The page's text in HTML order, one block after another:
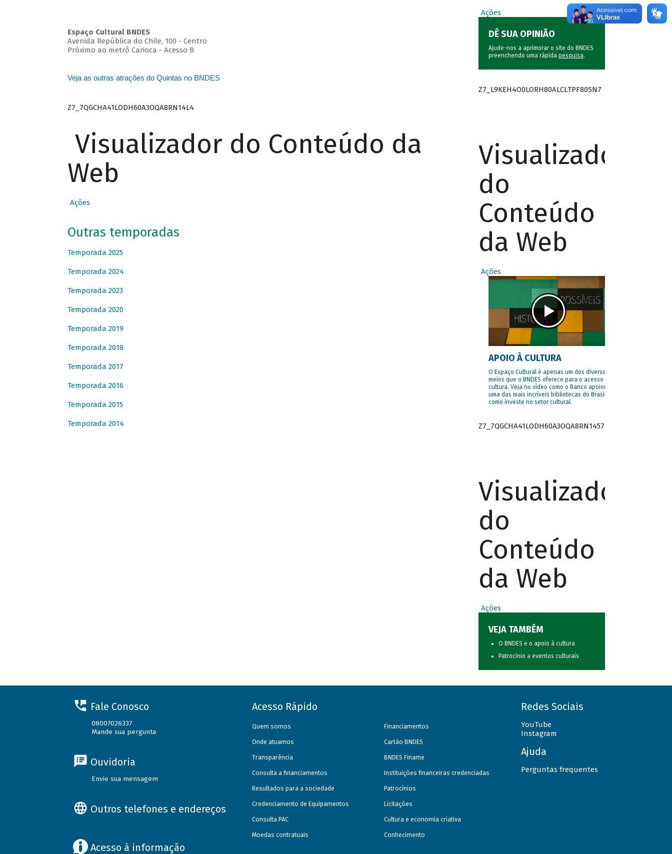
Espaço Cultural BNDES
Avenida República do Chile, 100 - Centro
Próximo ao metrô Carioca - Acesso B
Veja as outras atrações do Quintas no BNDES
Z7_7QGCHA41LODH60A3OQA8RN14L4
Visualizador do Conteúdo da
Web
Ações
Outras temporadas
Temporada 2025
Temporada 2024
Temporada 2023
Temporada 2020
Temporada 2019
Temporada 2018
Temporada 2017
Temporada 2016
Temporada 2015
Temporada 2014
Ações
DÊ SUA OPINIÃO
Ajude-nos a aprimorar o site do BNDES
preenchendo uma rápida pesquisa.
Z7_L9KEH4O0LORH80ALCLTPF80SN7
Visualizador
do
Conteúdo
da Web
Ações
APOIO À CULTURA
O Espaço Cultural é apenas um dos diversos
meios que o BNDES oferece para o acesso à
cultura. Veja no vídeo como o Banco apoiou
uma das mais incríveis bibliotecas do Brasil e
como investe no setor cultural.
Z7_7QGCHA41LODH60A3OQA8RN1457
Visualizador
do
Conteúdo
da Web
Ações
VEJA TAMBÉM
O BNDES e o apoio à cultura
Patrocínio a eventos culturais
Fale Conosco
08007026337
Mande sua pergunta
Ouvidoria
Envie sua mensagem
Outros telefones e endereços
Acesso à informação
Acesso Rápido
Quem somos
Onde atuamos
Transparência
Consulta a financiamentos
Resultados para a sociedade
Credenciamento de Equipamentos
Consulta PAC
Moedas contratuais
Financiamentos
Cartão BNDES
BNDES Finame
Instituições financeiras credenciadas
Patrocínios
Licitações
Cultura e economia criativa
Conhecimento
Redes Sociais
YouTube
Instagram
Ajuda
Perguntas frequentes